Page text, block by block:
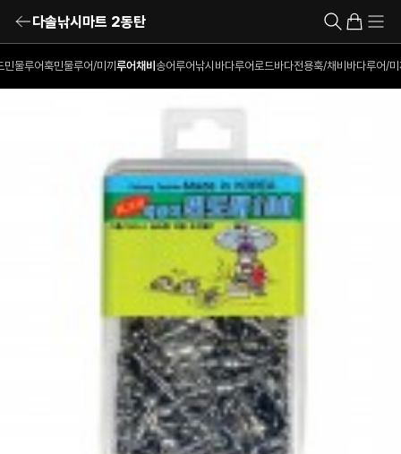
다솔낚시마트 2동탄
민물루어훅민물루어/미끼 루어채비 송어루어낚시 바다루어로드바다전용훅/채비 바다루어/